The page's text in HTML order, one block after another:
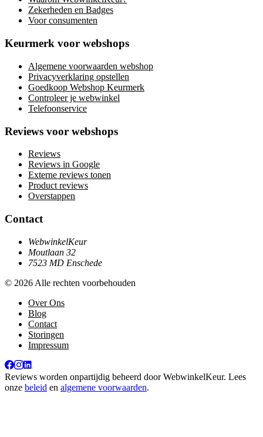
Zekerheden en Badges
Voor consumenten
Keurmerk voor webshops
Algemene voorwaarden webshop
Privacyverklaring opstellen
Goedkoop Webshop Keurmerk
Controleer je webwinkel
Telefoonservice
Reviews voor webshops
Reviews
Reviews in Google
Externe reviews tonen
Product reviews
Overstappen
Contact
WebwinkelKeur
Moutlaan 32
7523 MD Enschede
© 2026 Alle rechten voorbehouden
Over Ons
Blog
Contact
Storingen
Impressum
Reviews worden onpartijdig beheerd doorWebwinkelKeur. Lees
onze beleid en algemene voorwaarden.